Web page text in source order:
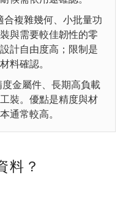
合複雜幾何、小批量功
與需要較佳韌性的零
計自由度高；限制是
料確認。
金屬件、長期高負載
裝。優點是精度與材
通常較高。
料？